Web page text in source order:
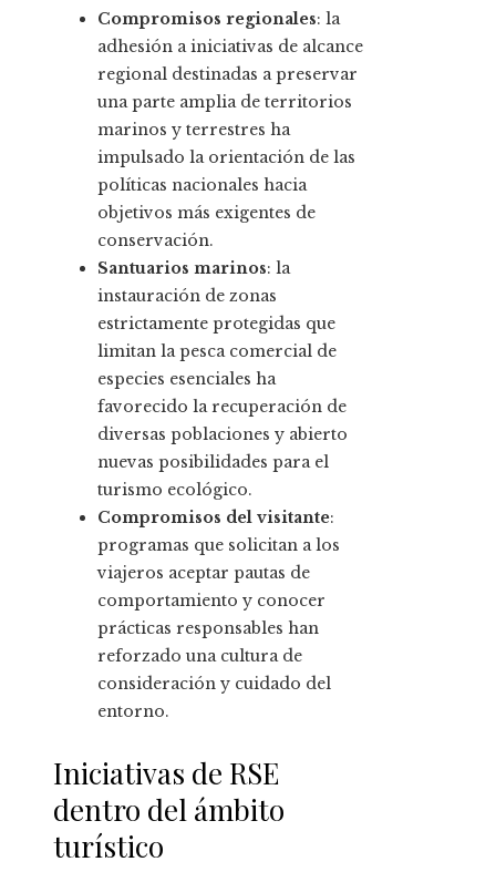
Compromisos regionales: la
adhesión a iniciativas de alcance
regional destinadas a preservar
una parte amplia de territorios
marinos y terrestres ha
impulsado la orientación de las
políticas nacionales hacia
objetivos más exigentes de
conservación.
Santuarios marinos: la
instauración de zonas
estrictamente protegidas que
limitan la pesca comercial de
especies esenciales ha
favorecido la recuperación de
diversas poblaciones y abierto
nuevas posibilidades para el
turismo ecológico.
Compromisos del visitante:
programas que solicitan a los
viajeros aceptar pautas de
comportamiento y conocer
prácticas responsables han
reforzado una cultura de
consideración y cuidado del
entorno.
Iniciativas de RSE
dentro del ámbito
turístico